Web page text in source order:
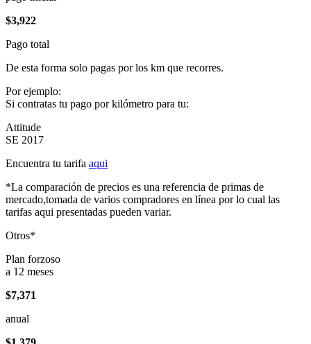
$3,922
Pago total
De esta forma solo pagas por los km que recorres.
Por ejemplo:
Si contratas tu pago por kilómetro para tu:
Attitude
SE 2017
Encuentra tu tarifa aqui
*La comparación de precios es una referencia de primas de
mercado,tomada de varios compradores en línea por lo cual las
tarifas aqui presentadas pueden variar.
Otros*
Plan forzoso
a 12 meses
$7,371
anual